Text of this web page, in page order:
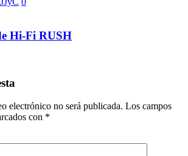
Hi-Fi RUSH
electrónico no será publicada. Los campos
con *